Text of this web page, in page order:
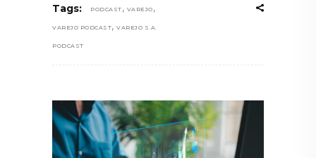
Tags: PODCAST , VAREJO ,
VAREJO PODCAST, VAREJO S.A.
PODCAST